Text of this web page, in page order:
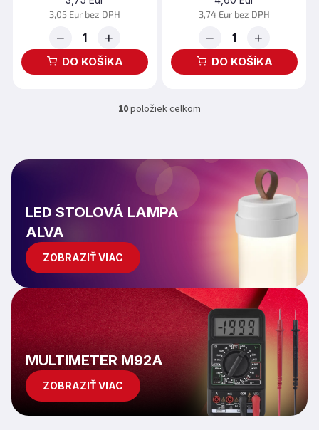
3,05 Eur bez DPH
− +
DO KOŠÍKA
3,74 Eur bez DPH
− +
DO KOŠÍKA
O
i
y
v
ý
p
i
s
10položiek celkom
LED STOLOVÁ LAMPA
ALVA
ZOBRAZIŤ VIAC
MULTIMETER M92A
ZOBRAZIŤ VIAC